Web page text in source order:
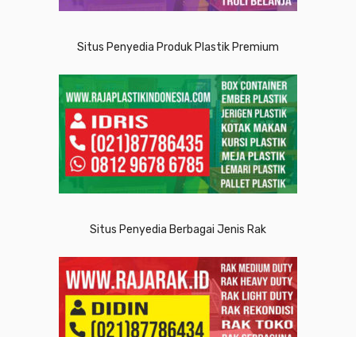
Situs Penyedia Produk Plastik Premium
Situs Penyedia Berbagai Jenis Rak